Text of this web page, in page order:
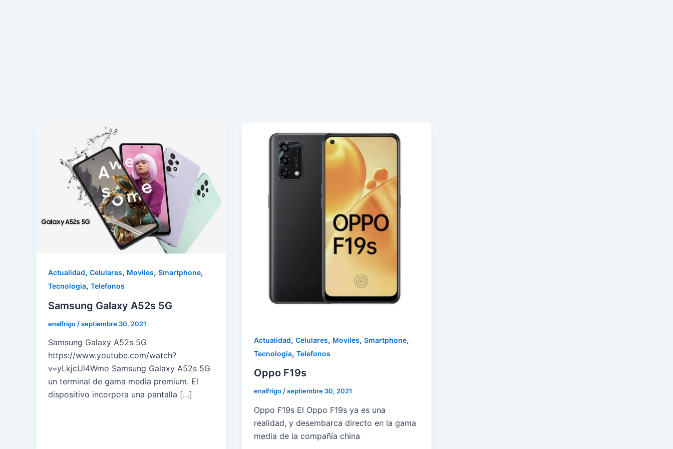
Actualidad, Celulares, Moviles, Smartphone,
Tecnologia, Telefonos
Samsung Galaxy A52s 5G
enalfrigo /septiembre 30, 2021
Samsung Galaxy A52s 5G
https://www.youtube.com/watch?
v=yLkjcUl4Wmo Samsung Galaxy A52s 5G
un terminal de gama media premium. El
dispositivo incorpora una pantalla […]
Actualidad, Celulares, Moviles, Smartphone,
Tecnologia, Telefonos
Oppo F19s
enalfrigo/septiembre 30, 2021
Oppo F19s El Oppo F19s ya es una
realidad, y desembarca directo en la gama
media de la compañía china